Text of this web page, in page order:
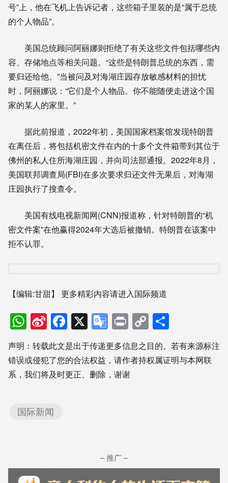
号”上，他在飞机上告诉记者，这些箱子里装的是“属于总统
的个人物品”。
美国总统顾问阿丽娜则拒绝了有关这些文件包括哪些内
容、存储地点等相关问题。“这些是特朗普总统的东西，需
要归还给他。”当被问及对海湖庄园存放敏感材料的担忧
时，阿丽娜说：“它们是个人物品。你不能随便走进这个国
家的某人的家里。”
据此前报道，2022年初，美国国家档案馆发现特朗普
在离任后，将包括机密文件在内的十多个文件箱带到其位于
佛州的私人住所海湖庄园，并向司法部通报。2022年8月，
美国联邦调查局(FBI)在多次要求归还文件无果后，对海湖
庄园执行了搜查令。
美国有线电视新闻网(CNN)报道称，针对特朗普的“机
密文件案”在他赢得2024年大选后被撤销。特朗普在该案中
拒不认罪。
【编辑:甘甜】 更多精彩内容请进入国际频道
WhatsApp
Sina
Weibo
Facebook
X Google
Translate
PrintCopy
Link享
声明：转载此文是出于传递更多信息之目的。若有来源标注
错误或侵犯了您的合法权益，请作者持权属证明与本网联
系，我们将及时更正、删除，谢谢
国际新闻
– 推广 –